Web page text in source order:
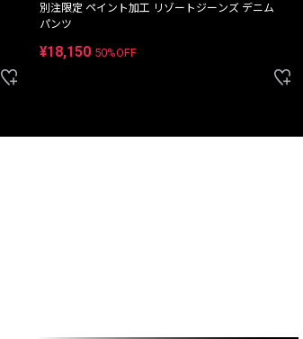
別注限定 ペイント加工 リゾートジーンズ デニム
パンツ
¥18,150 50%OFF